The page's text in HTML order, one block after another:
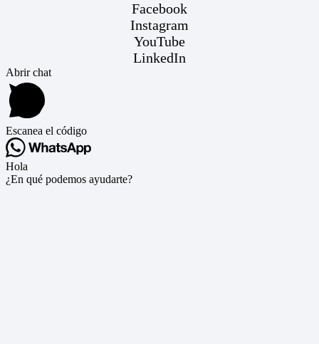
Facebook
Instagram
YouTube
LinkedIn
Abrir chat
Escanea el código
Hola
¿En qué podemos ayudarte?